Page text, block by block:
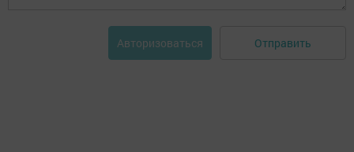
Авторизоваться Отправить